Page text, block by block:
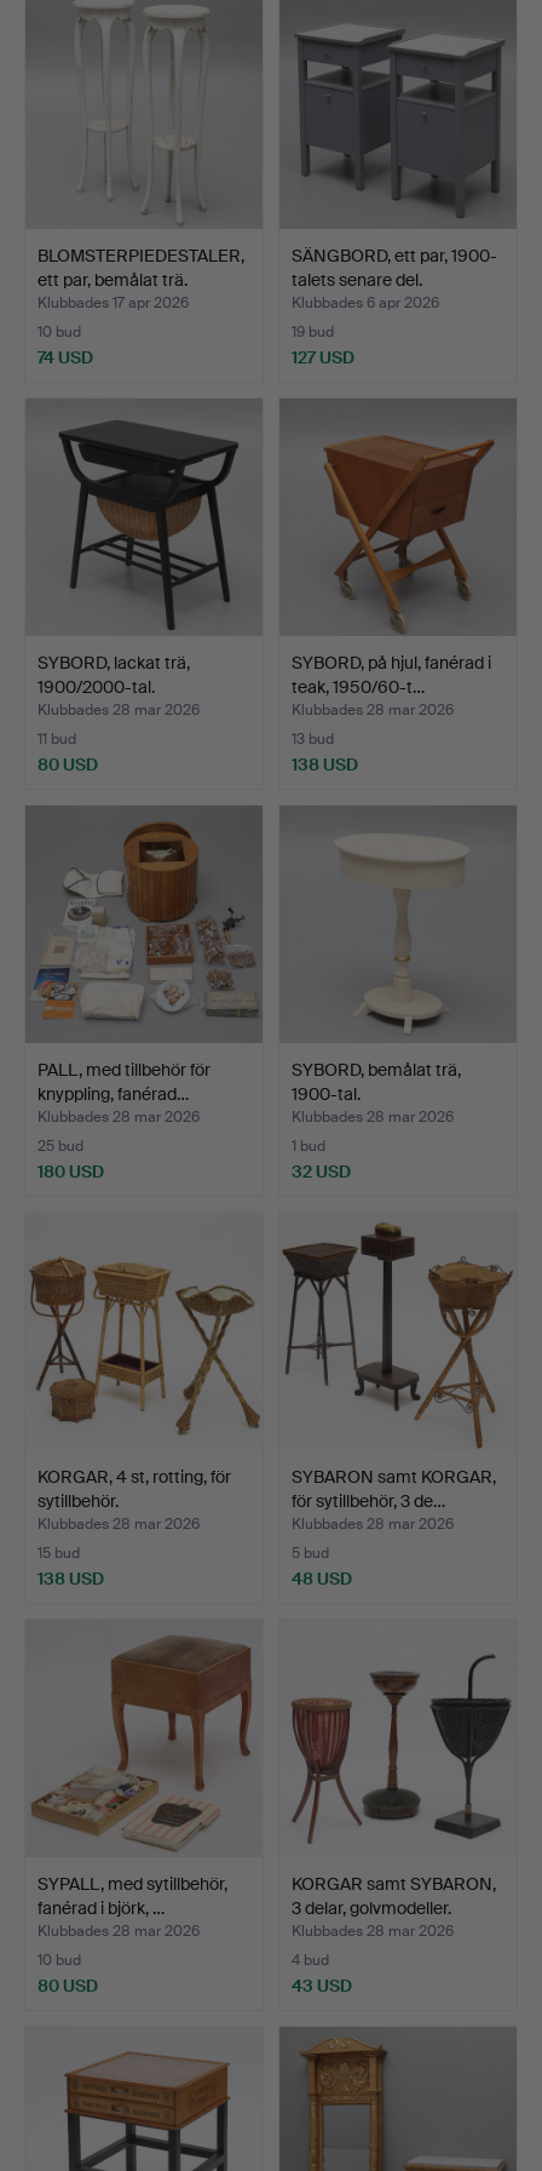
BLOMSTERPIEDESTALER,
ett par, bemålat trä.
Klubbades 17 apr 2026
10 bud
74 USD
SÄNGBORD, ett par, 1900-
talets senare del.
Klubbades 6 apr 2026
19 bud
127 USD
SYBORD, lackat trä,
1900/2000-tal.
Klubbades 28 mar 2026
11 bud
80 USD
SYBORD, på hjul, fanérad i
teak, 1950/60-t…
Klubbades 28 mar 2026
13 bud
138 USD
PALL, med tillbehör för
knyppling, fanérad…
Klubbades 28 mar 2026
25 bud
180 USD
SYBORD, bemålat trä,
1900-tal.
Klubbades 28 mar 2026
1 bud
32 USD
KORGAR, 4 st, rotting, för
sytillbehör.
Klubbades 28 mar 2026
15 bud
138 USD
SYBARON samt KORGAR,
för sytillbehör, 3 de…
Klubbades 28 mar 2026
5 bud
48 USD
SYPALL, med sytillbehör,
fanérad i björk, …
Klubbades 28 mar 2026
10 bud
80 USD
KORGAR samt SYBARON,
3 delar, golvmodeller.
Klubbades 28 mar 2026
4 bud
43 USD